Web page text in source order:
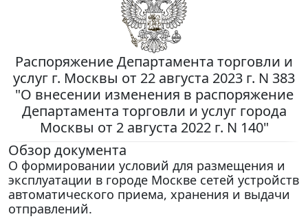
Распоряжение Департамента торговли и
услуг г. Москвы от 22 августа 2023 г. N 383
"О внесении изменения в распоряжение
Департамента торговли и услуг города
Москвы от 2 августа 2022 г. N 140"
Обзор документа
О формировании условий для размещения и
эксплуатации в городе Москве сетей устройств
автоматического приема, хранения и выдачи
отправлений.